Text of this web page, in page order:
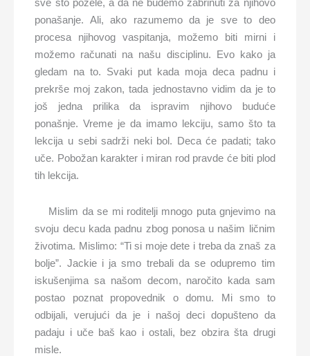
sve što požele, a da ne budemo zabrinuti za njihovo
ponašanje. Ali, ako razumemo da je sve to deo
procesa njihovog vaspitanja, možemo biti mirni i
možemo računati na našu disciplinu. Evo kako ja
gledam na to. Svaki put kada moja deca padnu i
prekrše moj zakon, tada jednostavno vidim da je to
još jedna prilika da ispravim njihovo buduće
ponašnje. Vreme je da imamo lekciju, samo što ta
lekcija u sebi sadrži neki bol. Deca će padati; tako
uče. Pobožan karakter i miran rod pravde će biti plod
tih lekcija.
Mislim da se mi roditelji mnogo puta gnjevimo na
svoju decu kada padnu zbog ponosa u našim ličnim
životima. Mislimo: “Ti si moje dete i treba da znaš za
bolje”. Jackie i ja smo trebali da se odupremo tim
iskušenjima sa našom decom, naročito kada sam
postao poznat propovednik o domu. Mi smo to
odbijali, verujući da je i našoj deci dopušteno da
padaju i uče baš kao i ostali, bez obzira šta drugi
misle.